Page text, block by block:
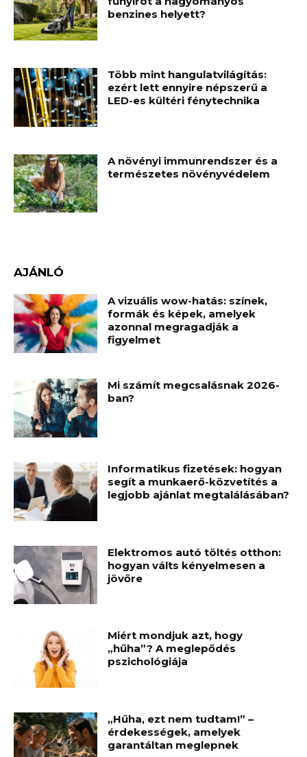
benzines helyett?
Több mint hangulatvilágítás:
ezért lett ennyire népszerű a
LED-es kültéri fénytechnika
A növényi immunrendszer és a
természetes növényvédelem
AJÁNLÓ
A vizuális wow-hatás: színek,
formák és képek, amelyek
azonnal megragadják a
figyelmet
Mi számít megcsalásnak 2026-
ban?
Informatikus fizetések: hogyan
segít a munkaerő-közvetítés a
legjobb ajánlat megtalálásában?
Elektromos autó töltés otthon:
hogyan válts kényelmesen a
jövőre
Miért mondjuk azt, hogy
„hűha”? A meglepődés
pszichológiája
„Hűha, ezt nem tudtam!” –
érdekességek, amelyek
garantáltan meglepnek